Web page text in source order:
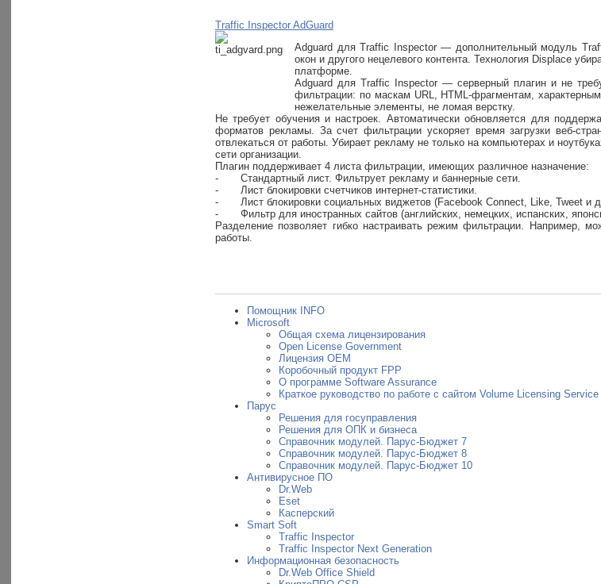
Traffic Inspector AdGuard
Adguard для Traffic Inspector — дополнительный модуль
окон и другого нецелевого контента. Технология Displace
платформе.
Adguard для Traffic Inspector — серверный плагин и не
фильтрации: по маскам URL, HTML-фрагментам,
нежелательные элементы, не ломая верстку.
Не требует обучения и настроек. Автоматически обновляется для
форматов рекламы. За счет фильтрации ускоряет время загрузки веб-
отвлекаться от работы. Убирает рекламу не только на компьютерах и
сети организации.
Плагин поддерживает 4 листа фильтрации, имеющих различное назначение:
-
Стандартный лист. Фильтрует рекламу и баннерные сети.
-
Лист блокировки счетчиков интернет-статистики.
-
Лист блокировки социальных виджетов (Facebook Connect, Like, Tweet и
-
Фильтр для иностранных сайтов (английских, немецких, испанских,
Разделение позволяет гибко настраивать режим фильтрации. Например,
работы.
Помощник INFO
Microsoft
Общая схема лицензирования
Open License Government
Лицензия OEM
Коробочный продукт FPP
О программе Software Assurance
Краткое руководство по работе с сайтом Volume Licensing
Парус
Решения для госуправления
Решения для ОПК и бизнеса
Справочник модулей. Парус-Бюджет 7
Справочник модулей. Парус-Бюджет 8
Справочник модулей. Парус-Бюджет 10
Антивирусное ПО
Dr.Web
Eset
Касперский
Smart Soft
Traffic Inspector
Traffic Inspector Next Generation
Информационная безопасность
Dr.Web Office Shield